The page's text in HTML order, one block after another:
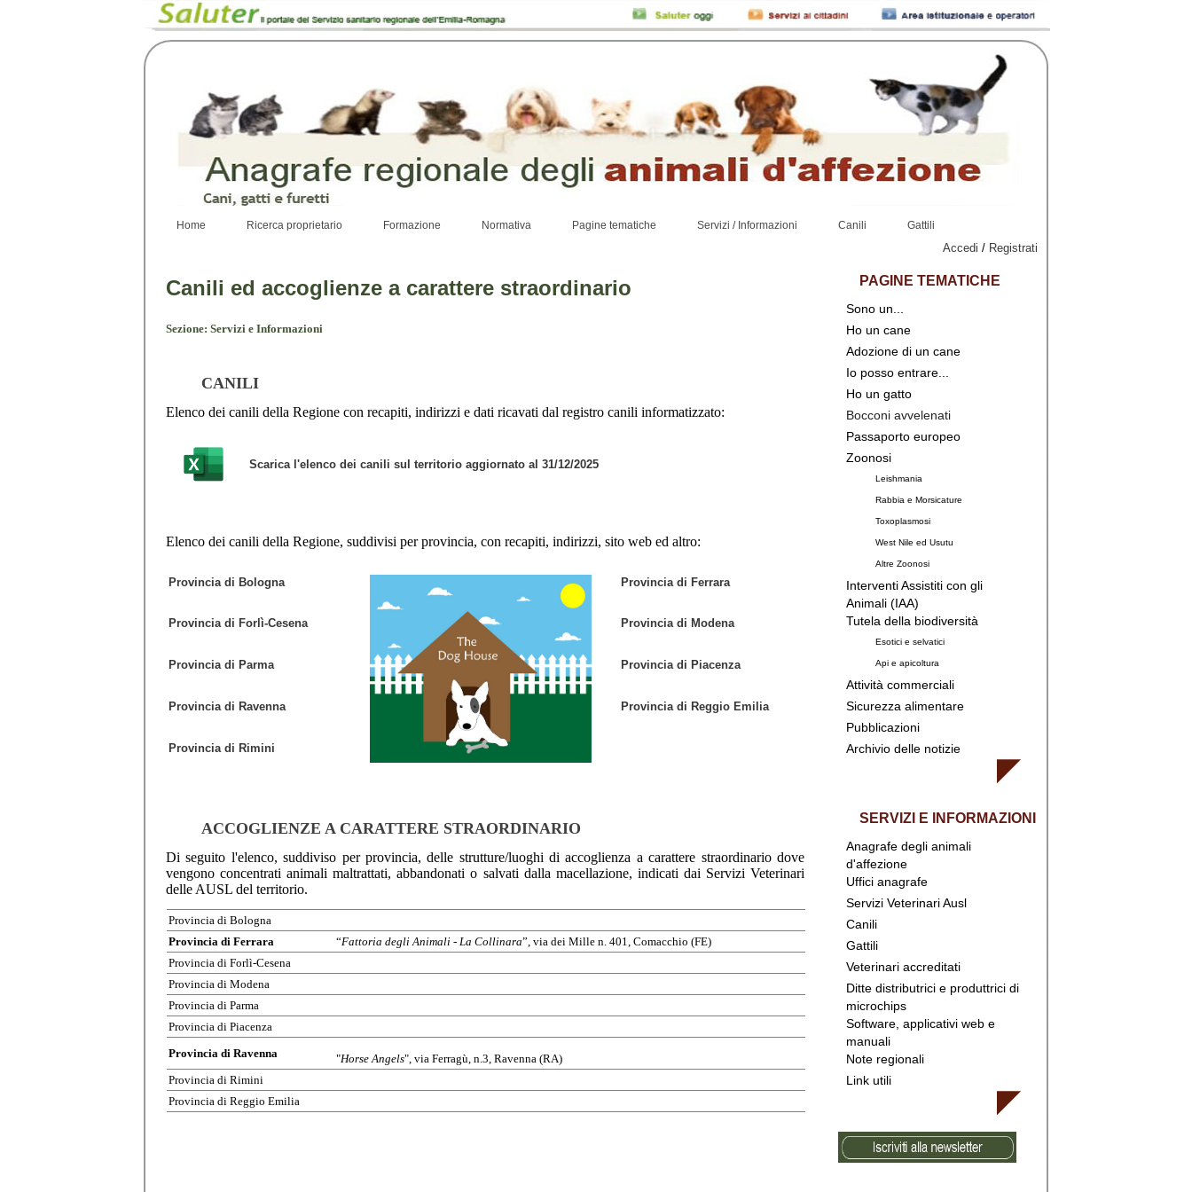
Home Ricerca proprietario Formazione Normativa Pagine tematiche Servizi / Informazioni Canili Gattili
Accedi / Registrati
Canili ed accoglienze a carattere straordinario
Sezione: Servizi e Informazioni
CANILI
Elenco dei canili della Regione con recapiti, indirizzi e dati ricavati dal registro canili informatizzato:
Scarica l'elenco dei canili sul territorio aggiornato al 31/12/2025
Elenco dei canili della Regione, suddivisi per provincia, con recapiti, indirizzi, sito web ed altro:
Provincia di Bologna Provincia di Ferrara
Provincia di Forlì-Cesena Provincia di Modena
Provincia di Parma Provincia di Piacenza
Provincia di Ravenna Provincia di Reggio Emilia
Provincia di Rimini
ACCOGLIENZE A CARATTERE STRAORDINARIO
Di seguito l'elenco, suddiviso per provincia, delle strutture/luoghi di accoglienza a carattere straordinario dove
vengono concentrati animali maltrattati, abbandonati o salvati dalla macellazione, indicati dai Servizi Veterinari
delle AUSL del territorio.
Provincia di Bologna
Provincia di Ferrara
“Fattoria degli Animali - La Collinara”, via dei Mille n. 401, Comacchio (FE)
Provincia di Forlì-Cesena
Provincia di Modena
Provincia di Parma
Provincia di Piacenza
Provincia di Ravenna
"Horse Angels", via Ferragù, n.3, Ravenna (RA)
Provincia di Rimini
Provincia di Reggio Emilia
PAGINE TEMATICHE
Sono un...
Ho un cane
Adozione di un cane
Io posso entrare...
Ho un gatto
Bocconi avvelenati
Passaporto europeo
Zoonosi
Leishmania
Rabbia e Morsicature
Toxoplasmosi
West Nile ed Usutu
Altre Zoonosi
Interventi Assistiti con gli
Animali (IAA)
Tutela della biodiversità
Esotici e selvatici
Api e apicoltura
Attività commerciali
Sicurezza alimentare
Pubblicazioni
Archivio delle notizie
SERVIZI E INFORMAZIONI
Anagrafe degli animali
d'affezione
Uffici anagrafe
Servizi Veterinari Ausl
Canili
Gattili
Veterinari accreditati
Ditte distributrici e produttrici di
microchips
Software, applicativi web e
manuali
Note regionali
Link utili